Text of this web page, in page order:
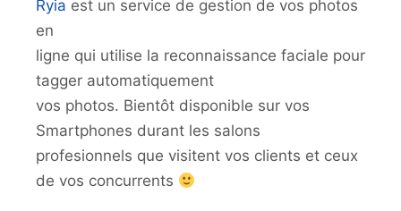
Ryia est un service de gestion de vos photos
en
ligne qui utilise la reconnaissance faciale pour
tagger automatiquement
vos photos. Bientôt disponible sur vos
Smartphones durant les salons
profesionnels que visitent vos clients et ceux
de vos concurrents